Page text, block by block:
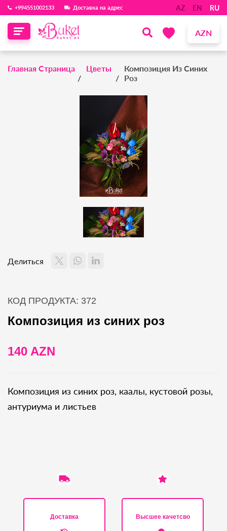
‪+994551002133‬ Доставка на адрес AZ EN RU
AZN
Главная Страница Цветы
Композиция Из Синих
Роз
Делиться
КОД ПРОДУКТА: 372
Композиция из синих роз
140 AZN
Композиция из синих роз, каалы, кустовой розы,
антуриума и листьев
Доставка Высшее качетсво